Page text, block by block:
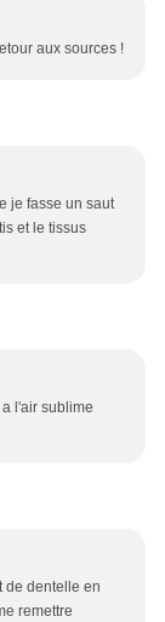
aux sources !
je fasse un saut
et le tissus
l'air sublime
de dentelle en
remettre